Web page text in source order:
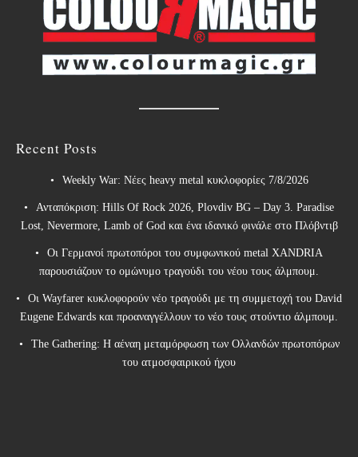
Recent Posts
Weekly War: Νέες heavy metal κυκλοφορίες 7/8/2026
Ανταπόκριση: Hills Of Rock 2026, Plovdiv BG – Day 3. Paradise
Lost, Nevermore, Lamb of God και ένα ιδανικό φινάλε στο Πλόβντιβ
Οι Γερμανοί πρωτοπόροι του συμφωνικού metal XANDRIA
παρουσιάζουν το ομώνυμο τραγούδι του νέου τους άλμπουμ.
Οι Wayfarer κυκλοφορούν νέο τραγούδι με τη συμμετοχή του David
Eugene Edwards και προαναγγέλλουν το νέο τους στούντιο άλμπουμ.
The Gathering: Η αέναη μεταμόρφωση των Ολλανδών πρωτοπόρων
του ατμοσφαιρικού ήχου